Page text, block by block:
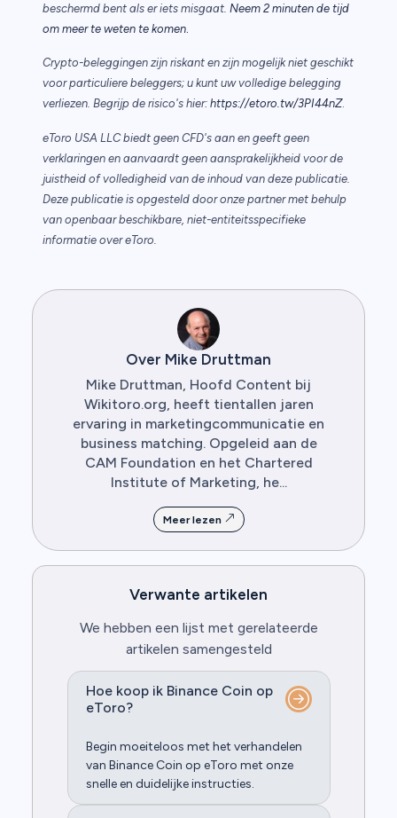
beschermd bent als er iets misgaat. Neem 2 minuten de tijd
om meer te weten te komen.
Crypto-beleggingen zijn riskant en zijn mogelijk niet geschikt
voor particuliere beleggers; u kunt uw volledige belegging
verliezen. Begrijp de risico's hier: https://etoro.tw/3PI44nZ.
eToro USA LLC biedt geen CFD's aan en geeft geen
verklaringen en aanvaardt geen aansprakelijkheid voor de
juistheid of volledigheid van de inhoud van deze publicatie.
Deze publicatie is opgesteld door onze partner met behulp
van openbaar beschikbare, niet-entiteitsspecifieke
informatie over eToro.
Over Mike Druttman
Mike Druttman, Hoofd Content bij
Wikitoro.org, heeft tientallen jaren
ervaring in marketingcommunicatie en
business matching. Opgeleid aan de
CAM Foundation en het Chartered
Institute of Marketing, he...
Meer lezen
Verwante artikelen
We hebben een lijst met gerelateerde
artikelen samengesteld
Hoe koop ik Binance Coin op
eToro?
Begin moeiteloos met het verhandelen
van Binance Coin op eToro met onze
snelle en duidelijke instructies.